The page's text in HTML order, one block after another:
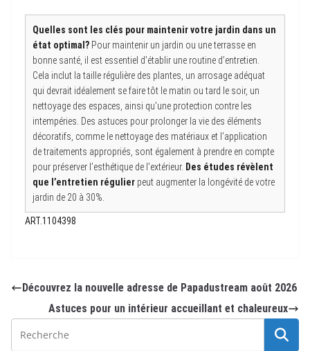
Quelles sont les clés pour maintenir votre jardin dans un
état optimal? Pour maintenir un jardin ou une terrasse en
bonne santé, il est essentiel d’établir une routine d’entretien.
Cela inclut la taille régulière des plantes, un arrosage adéquat
qui devrait idéalement se faire tôt le matin ou tard le soir, un
nettoyage des espaces, ainsi qu’une protection contre les
intempéries. Des astuces pour prolonger la vie des éléments
décoratifs, comme le nettoyage des matériaux et l’application
de traitements appropriés, sont également à prendre en compte
pour préserver l’esthétique de l’extérieur. Des études révèlent
que l’entretien régulier peut augmenter la longévité de votre
jardin de 20 à 30%.
ART.1104398
Découvrez la nouvelle adresse de Papadustream août 2026
Astuces pour un intérieur accueillant et chaleureux